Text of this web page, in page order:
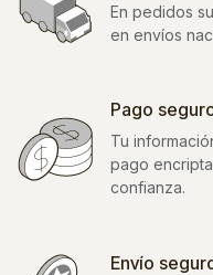
En pedidos
en envíos
Pago
Tu
pago
confianza.
Envío